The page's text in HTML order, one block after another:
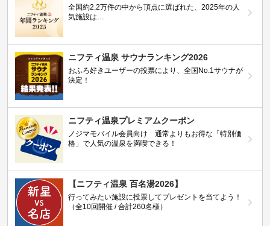
全国約2.2万件の中から頂点に選ばれた、2025年の人
気施設は…
ニフティ温泉 サウナランキング2026
おふろ好きユーザーの投票により、全国No.1サウナが
決定！
ニフティ温泉プレミアムクーポン
ノジマモバイル会員向け 通常よりもお得な「特別価
格」で人気の温泉を満喫できる！
【ニフティ温泉 百名湯2026】
行ってみたい施設に投票してプレゼントを当てよう！
（全10回開催 / 合計260名様）